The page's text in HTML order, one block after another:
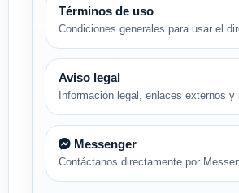
Términos de uso
Condiciones generales para usar el
Aviso legal
Información legal, enlaces externos y
Messenger
Contáctanos directamente por